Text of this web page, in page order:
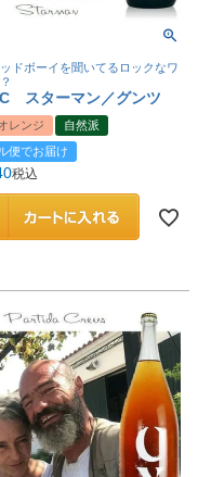
ドボーイを聞いてるロックなワ
スターマン／グンツ
レンジ
自然派
便でお届け
税込